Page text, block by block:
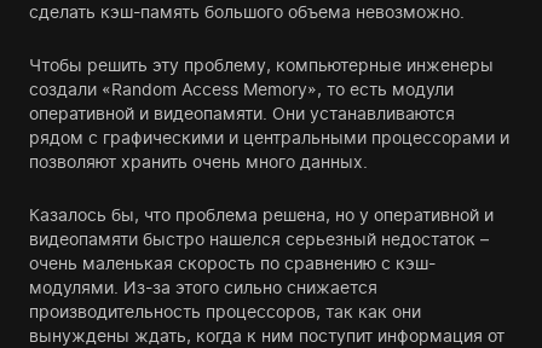
сделать кэш-память большого объема невозможно.
Чтобы решить эту проблему, компьютерные инженеры
создали «Random Access Memory», то есть модули
оперативной и видеопамяти. Они устанавливаются
рядом с графическими и центральными процессорами и
позволяют хранить очень много данных.
Казалось бы, что проблема решена, но у оперативной и
видеопамяти быстро нашелся серьезный недостаток –
очень маленькая скорость по сравнению с кэш-
модулями. Из-за этого сильно снижается
производительность процессоров, так как они
вынуждены ждать, когда к ним поступит информация от